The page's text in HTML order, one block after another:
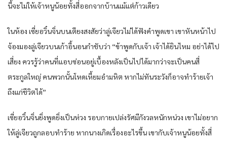
นี้จะไม่ให้เจ้าหนูน้อยทั้งสี่ออกจากบ้านแม้แต่ก้าวเดียว
ในห้อง เซี่ยอวิ๋นจิ่นบนเตียงสงสัยว่าลู่เจียวไม่ได้ฟังคำพูดเขา เขาหันหน้าไป
จ้องมองลู่เจียวบนเก้าอี้นอนกำชับว่า “ข้าพูดกับเจ้า เจ้าได้ยินไหม อย่าได้ไป
เสี่ยง ควรรู้ว่าคนที่แอบซ่อนอยู่เบื้องหลังเป็นไปได้มากว่าจะเป็นคนสี่
ตระกูลใหญ่ คนพวกนั้นโหดเหี้ยมอำมหิต หากไม่ทันระวังก็อาจทำร้ายเจ้า
ถึงแก่ชีวิตได้”
เซี่ยอวิ๋นจิ่นยิ่งพูดยิ่งเป็นห่วง รอบกายเปล่งรัศมีกังวลหนักหน่วง เขาไม่อยาก
ให้ลู่เจียวถูกลอบทำร้าย หากนางเกิดเรื่องอะไรขึ้น เขากับเจ้าหนูน้อยทั้งสี่